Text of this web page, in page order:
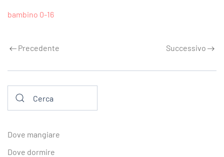
bambino 0-16
Precedente Successivo
Dove mangiare
Dove dormire